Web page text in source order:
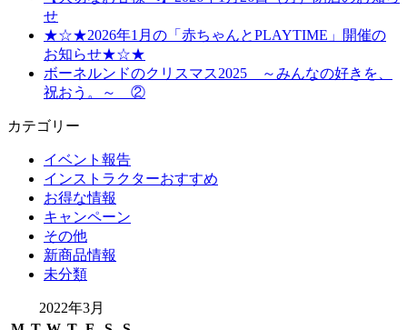
せ
★☆★2026年1月の「赤ちゃんとPLAYTIME」開催の
お知らせ★☆★
ボーネルンドのクリスマス2025 ～みんなの好きを、
祝おう。～ ②
カテゴリー
イベント報告
インストラクターおすすめ
お得な情報
キャンペーン
その他
新商品情報
未分類
2022年3月